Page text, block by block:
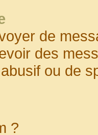
de
des
ou de
?